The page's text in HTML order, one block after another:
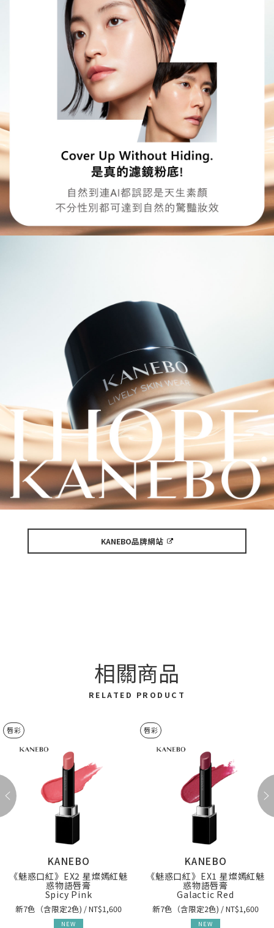
KANEBO品牌網站
相關商品
RELATED PRODUCT
唇彩
KANEBO
《魅惑口紅》EX2 星燦嫣紅魅
惑物語唇膏
Spicy Pink
新7色（含限定2色) / NT$1,600
NEW
唇彩
KANEBO
《魅惑口紅》EX1 星燦嫣紅魅
惑物語唇膏
Galactic Red
新7色（含限定2色) / NT$1,600
NEW